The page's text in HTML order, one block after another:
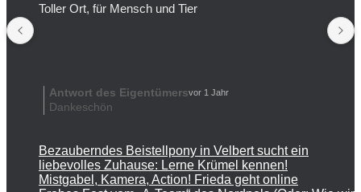
Toller Ort, für Mensch und Tier
Antwort des Eigentümersvor 1 Jahr
Dankeschön
Bezauberndes Beistellpony in Velbert sucht ein
liebevolles Zuhause: Lerne Krümel kennen!
Mistgabel, Kamera, Action! Frieda geht online